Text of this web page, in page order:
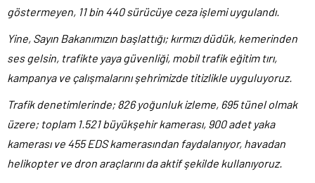
göstermeyen, 11 bin 440 sürücüye ceza işlemi uygulandı.
Yine, Sayın Bakanımızın başlattığı; kırmızı düdük, kemerinden
ses gelsin, trafikte yaya güvenliği, mobil trafik eğitim tırı,
kampanya ve çalışmalarını şehrimizde titizlikle uyguluyoruz.
Trafik denetimlerinde; 826 yoğunluk izleme, 695 tünel olmak
üzere; toplam 1.521 büyükşehir kamerası, 900 adet yaka
kamerası ve 455 EDS kamerasından faydalanıyor, havadan
helikopter ve dron araçlarını da aktif şekilde kullanıyoruz.